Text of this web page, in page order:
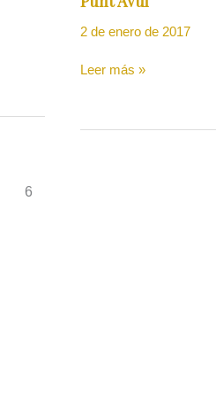
2 de enero de 2017
Leer más »
6